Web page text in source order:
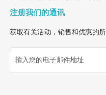
Looking for a custom air
注册我们的通讯
获取有关活动，销售和优惠的